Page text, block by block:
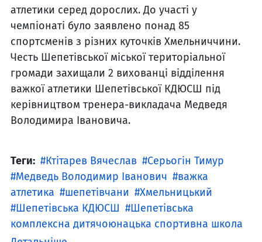
атлетики серед дорослих. До участі у
чемпіонаті було заявлено понад 85
спортсменів з різних куточків Хмельниччини.
Честь Шепетівської міської територіальної
громади захищали 2 вихованці відділення
важкої атлетики Шепетівської КДЮСШ під
керівництвом тренера-викладача Медведя
Володимира Івановича.
Теги: Ктітарев Вячеслав
Серьогін Тимур
Медведь Володимир Іванович
важка
атлетика
шепетівчани
Хмельницький
Шепетівська КДЮСШ
Шепетівська
комплексна дитячоюнацька спортивна школа